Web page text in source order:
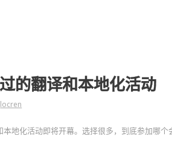
的翻译和本地化活动
locren
地化活动即将开幕。选择很多，到底参加哪